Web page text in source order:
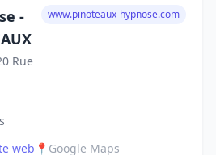
-
Rue
www.pinoteaux-hypnose.com
web 📍 Google Maps